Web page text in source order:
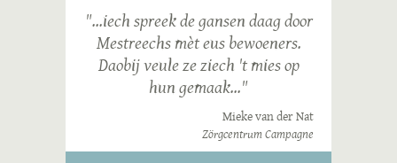
"...iech spreek de gansen daag door
Mestreechs mèt eus bewoeners.
Daobij veule ze ziech 't mies op
hun gemaak..."
Mieke van der Nat
Zörgcentrum Campagne